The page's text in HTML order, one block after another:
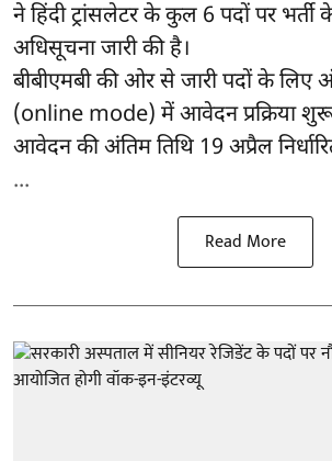
ने हिंदी ट्रांसलेटर के कुल 6 पदों पर
अधिसूचना जारी की है।
बीबीएमबी की ओर से जारी पदों के लिए
(online mode) में आवेदन प्रक्रिया
आवेदन की अंतिम तिथि 19 अप्रैल
...
Read More